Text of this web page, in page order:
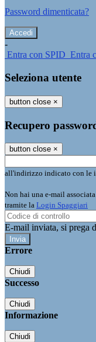
Password dimenticata?
-
Entra con SPID Entra
Seleziona utente
button close ×
Recupero
button close ×
all'indirizzo indicato con le
Non hai una e-mail
tramite la Login Spaggiari
E-mail inviata, si prega
Errore
Chiudi
Successo
Chiudi
Informazione
Chiudi